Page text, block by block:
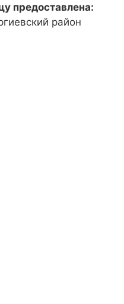
предоставлена:
район